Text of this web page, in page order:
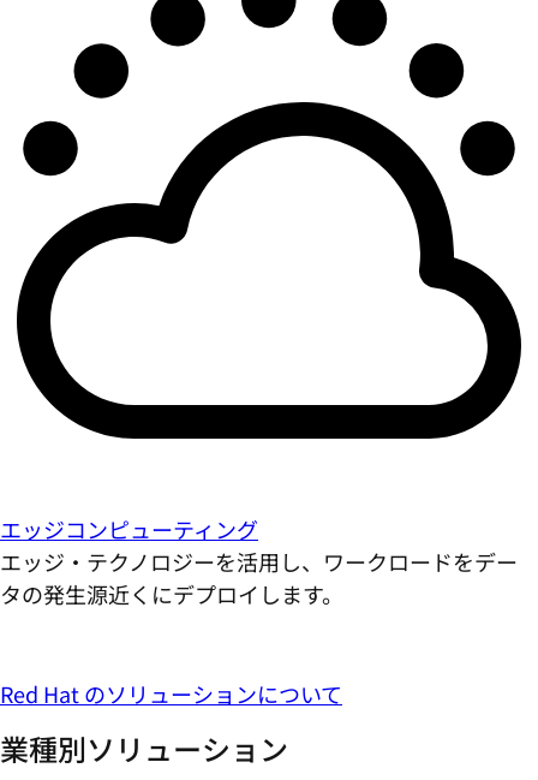
エッジコンピューティング
エッジ・テクノロジーを活用し、ワークロードをデー
タの発生源近くにデプロイします。
Red Hat のソリューションについて
業種別ソリューション